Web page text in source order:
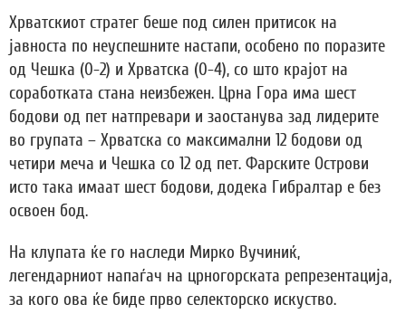
Хрватскиот стратег беше под силен притисок на
јавноста по неуспешните настапи, особено по поразите
од Чешка (0-2) и Хрватска (0-4), со што крајот на
соработката стана неизбежен. Црна Гора има шест
бодови од пет натпревари и заостанува зад лидерите
во групата – Хрватска со максимални 12 бодови од
четири меча и Чешка со 12 од пет. Фарските Острови
исто така имаат шест бодови, додека Гибралтар е без
освоен бод.
На клупата ќе го наследи Мирко Вучиниќ,
легендарниот напаѓач на црногорската репрезентација,
за кого ова ќе биде прво селекторско искуство.